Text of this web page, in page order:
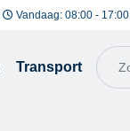
Vandaag: 08:00 - 17:00
Transport